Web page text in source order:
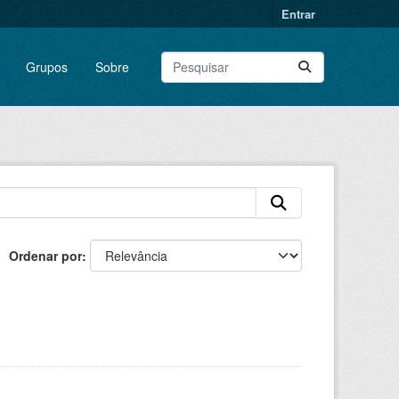
Entrar
Grupos Sobre
Ordenar por